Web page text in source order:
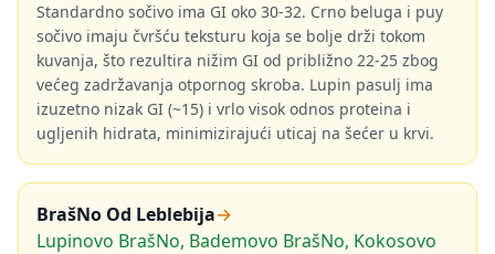
Standardno sočivo ima GI oko 30-32. Crno beluga i puy
sočivo imaju čvršću teksturu koja se bolje drži tokom
kuvanja, što rezultira nižim GI od približno 22-25 zbog
većeg zadržavanja otpornog skroba. Lupin pasulj ima
izuzetno nizak GI (~15) i vrlo visok odnos proteina i
ugljenih hidrata, minimizirajući uticaj na šećer u krvi.
BrašNo Od Leblebija→
Lupinovo BrašNo, Bademovo BrašNo, Kokosovo